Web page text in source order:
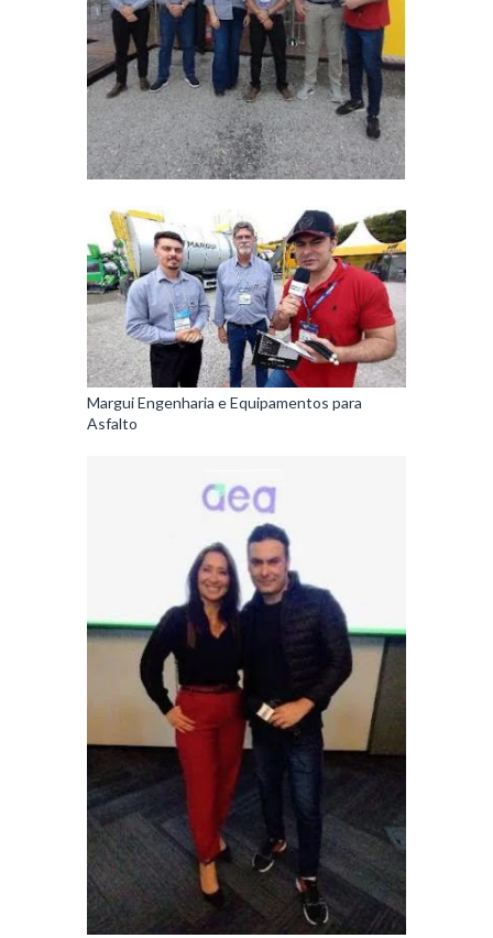
Margui Engenharia e Equipamentos para
Asfalto